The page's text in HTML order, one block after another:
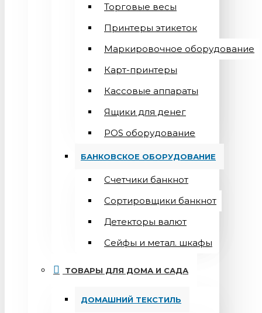
Торговые весы
Принтеры этикеток
Маркировочное оборудование
Карт-принтеры
Кассовые аппараты
Ящики для денег
POS оборудование
БАНКОВСКОЕ ОБОРУДОВАНИЕ
Счетчики банкнот
Сортировщики банкнот
Детекторы валют
Сейфы и метал. шкафы
ТОВАРЫ ДЛЯ ДОМА И САДА
ДОМАШНИЙ ТЕКСТИЛЬ